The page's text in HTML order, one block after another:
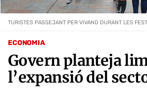
ECONOMIA
Govern planteja
l’expansió del
TURISTES PASSEJANT PER VIVAND DURANT LES